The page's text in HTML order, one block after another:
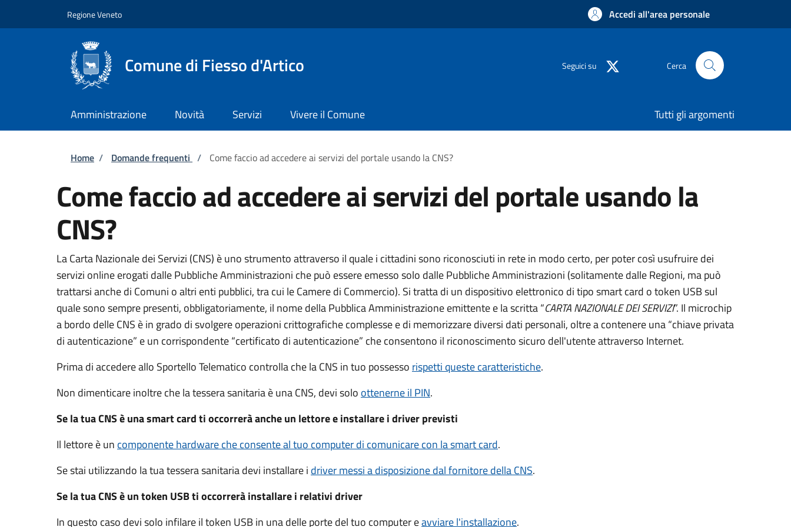
Regione Veneto Accedi all'area personale
Comune di Fiesso d'Artico Seguici su Cerca
Amministrazione Novità Servizi Vivere il Comune Tutti gli argomenti
Briciole di pane
Home / Domande frequenti / Come faccio ad accedere ai servizi del portale usando la CNS?
Come faccio ad accedere ai servizi del portale usando la
CNS?
La Carta Nazionale dei Servizi (CNS) è uno strumento attraverso il quale i cittadini sono riconosciuti in rete in modo certo, per poter così usufruire dei
servizi online erogati dalle Pubbliche Amministrazioni che può essere emesso solo dalle Pubbliche Amministrazioni (solitamente dalle Regioni, ma può
trattarsi anche di Comuni o altri enti pubblici, tra cui le Camere di Commercio). Si tratta di un dispositivo elettronico di tiposmart card o token USBsul
quale sono sempre presenti, obbligatoriamente, il nome della Pubblica Amministrazione emittente e la scritta “CARTA NAZIONALE DEI SERVIZI”. Il microchip
a bordo delle CNS è in grado di svolgere operazioni crittografiche complesse e di memorizzare diversi dati personali, oltre a contenere una “chiave privata
di autenticazione” e un corrispondente “certificato di autenticazione” che consentono il riconoscimento sicuro dell'utente attraverso Internet.
Prima di accedere allo Sportello Telematico controlla che la CNS in tuo possesso rispetti queste caratteristiche.
Non dimenticare inoltre che la tessera sanitaria è una CNS, devi solo ottenerne il PIN.
Se la tua CNS è una smart card ti occorrerà anche un lettore e installare i driver previsti
Il lettore è un componente hardware che consente al tuo computer di comunicare con la smart card.
Se stai utilizzando la tua tessera sanitaria devi installare i drivermessi a disposizione dal fornitore della CNS.
Se la tua CNS è un token USB ti occorrerà installare i relativi driver
In questo caso devi solo infilare il token USB in una delle porte del tuo computer eavviare l'installazione.